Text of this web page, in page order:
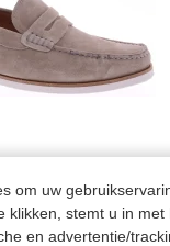
om uw
klikken, stemt u in
en advertentie/
heren